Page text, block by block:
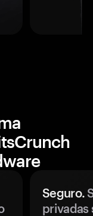
Seguro.
privadas